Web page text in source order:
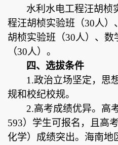
水利水电工程汪胡桢
程汪胡桢实验班（30人）
胡桢实验班（30人）、数
（30人）。
四、选拔条件
1.政治立场坚定，思
规和校纪校规。
2.高考成绩优异。高
593）学生可报名，且高
化学）成绩突出。海南地